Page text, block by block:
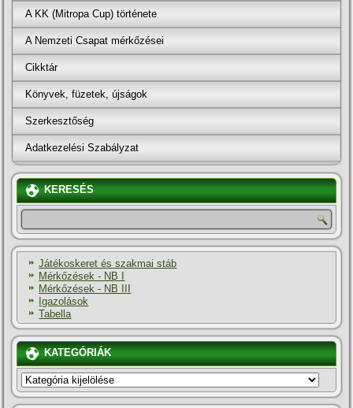
A KK (Mitropa Cup) története
A Nemzeti Csapat mérkőzései
Cikktár
Könyvek, füzetek, újságok
Szerkesztőség
Adatkezelési Szabályzat
KERESÉS
Játékoskeret és szakmai stáb
Mérkőzések - NB I
Mérkőzések - NB III
Igazolások
Tabella
KATEGÓRIÁK
KATEGÓRIÁK